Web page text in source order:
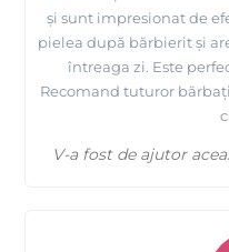
și sunt impresionat de
pielea după bărbierit și
întreaga zi. Este
Recomand tuturor
V-a fost de ajutor